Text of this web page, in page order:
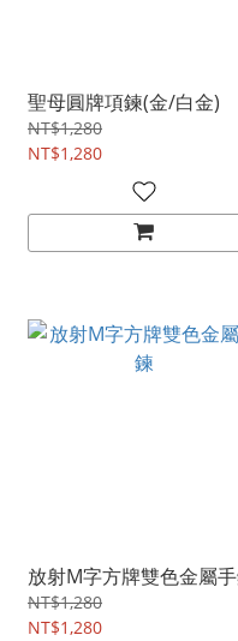
聖母圓牌項鍊(金/白金)
NT$1,280
NT$1,280
放射M字方牌雙色金屬
NT$1,280
NT$1,280